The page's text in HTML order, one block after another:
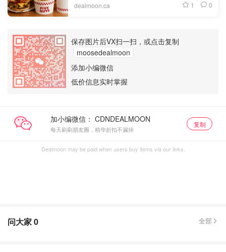
dealmoon.ca 1 0
保存图片后VX扫一扫，或点击复制
moosedealmoon
添加小编微信
低价信息实时掌握
加小编微信：
每天刷刷朋友圈，精华折扣不漏掉
复制
Dealmoon may be paid when users buy items via our links.
问大家0 全部